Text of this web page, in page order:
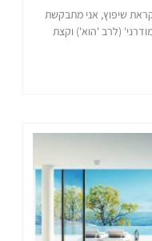
שיפוץ, אני מתבקשת
(לרב 'הוא') וקצת